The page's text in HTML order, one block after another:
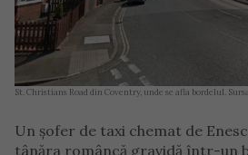
St. Christians Road din Coventry, unde se afla bordelul.
Un șofer de taxi chemat de
tânăra româncă gravidă într-un